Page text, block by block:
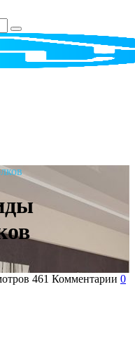
461 Комментарии 0